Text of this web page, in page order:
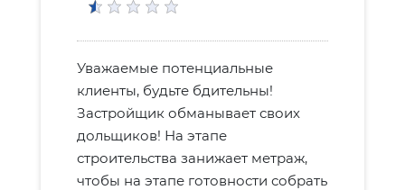
Уважаемые потенциальные
клиенты, будьте бдительны!
Застройщик обманывает своих
дольщиков! На этапе
строительства занижает метраж,
чтобы на этапе готовности собрать